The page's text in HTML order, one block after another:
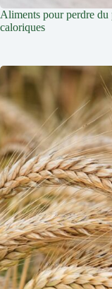
Aliments pour perdre du
caloriques